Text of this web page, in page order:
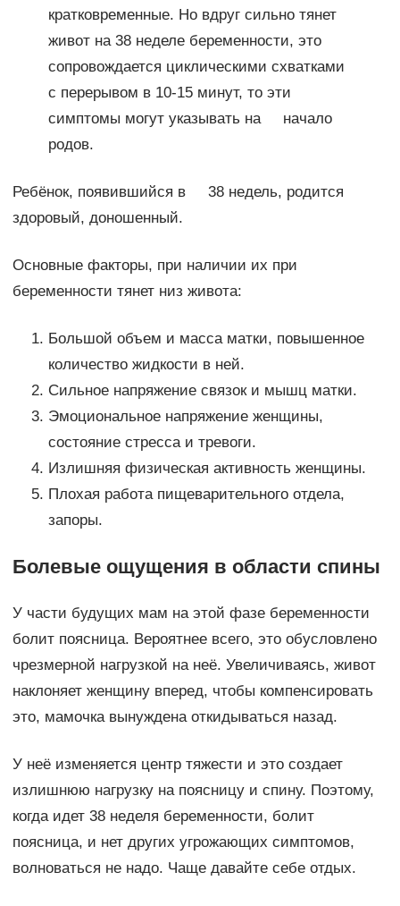
кратковременные. Но вдруг сильно тянет
живот на 38 неделе беременности, это
сопровождается циклическими схватками
с перерывом в 10-15 минут, то эти
симптомы могут указывать на начало
родов.
Ребёнок, появившийся в 38 недель, родится
здоровый, доношенный.
Основные факторы, при наличии их при
беременности тянет низ живота:
Большой объем и масса матки, повышенное
количество жидкости в ней.
Сильное напряжение связок и мышц матки.
Эмоциональное напряжение женщины,
состояние стресса и тревоги.
Излишняя физическая активность женщины.
Плохая работа пищеварительного отдела,
запоры.
Болевые ощущения в области спины
У части будущих мам на этой фазе беременности
болит поясница. Вероятнее всего, это обусловлено
чрезмерной нагрузкой на неё. Увеличиваясь, живот
наклоняет женщину вперед, чтобы компенсировать
это, мамочка вынуждена откидываться назад.
У неё изменяется центр тяжести и это создает
излишнюю нагрузку на поясницу и спину. Поэтому,
когда идет 38 неделя беременности, болит
поясница, и нет других угрожающих симптомов,
волноваться не надо. Чаще давайте себе отдых.